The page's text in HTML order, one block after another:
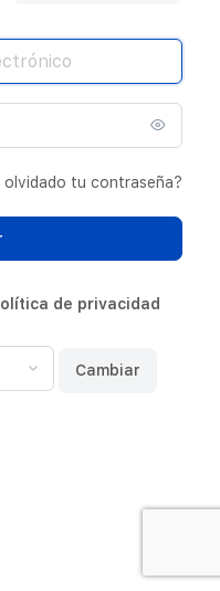
olvidado tu contraseña?
de privacidad